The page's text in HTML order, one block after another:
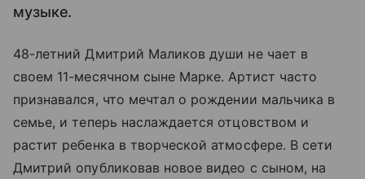
музыке.
48-летний Дмитрий Маликов души не чает в
своем 11-месячном сыне Марке. Артист часто
признавался, что мечтал о рождении мальчика в
семье, и теперь наслаждается отцовством и
растит ребенка в творческой атмосфере. В сети
Дмитрий опубликовав новое видео с сыном, на